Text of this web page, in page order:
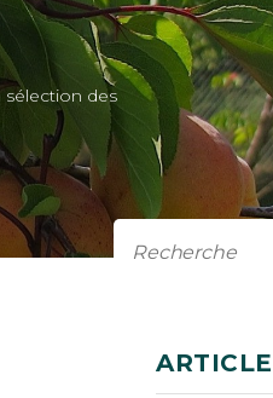
des